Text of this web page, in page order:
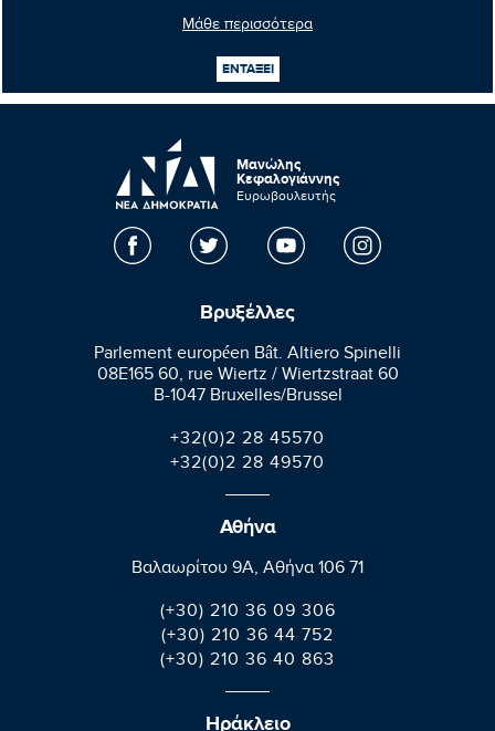
Μάθε περισσότερα
ΕΝΤΑΞΕΙ
2 3 ...
Μανώλης
Κεφαλογιάννης
Ευρωβουλευτής
Βρυξέλλες
Parlement européen Bât. Altiero Spinelli
08E165 60, rue Wiertz / Wiertzstraat 60
B-1047 Bruxelles/Brussel
+32(0)2 28 45570
+32(0)2 28 49570
Αθήνα
Βαλαωρίτου 9A, Aθήνα 106 71
(+30) 210 36 09 306
(+30) 210 36 44 752
(+30) 210 36 40 863
Ηράκλειο